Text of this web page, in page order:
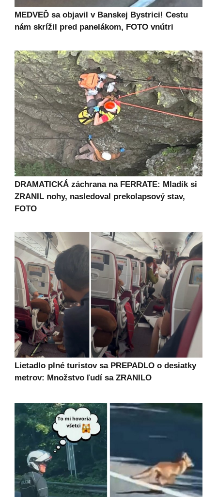
MEDVEĎ sa objavil v Banskej Bystrici! Cestu
nám skrížil pred panelákom, FOTO vnútri
DRAMATICKÁ záchrana na FERRATE: Mladík si
ZRANIL nohy, nasledoval prekolapsový stav,
FOTO
Lietadlo plné turistov sa PREPADLO o desiatky
metrov: Množstvo ľudí sa ZRANILO